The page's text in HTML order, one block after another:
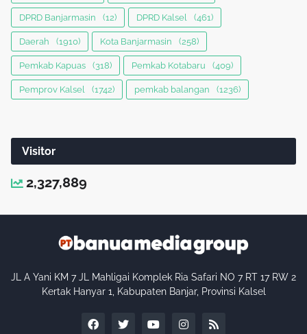
DPRD Banjarmasin (12) DPRD Kalsel (461)
Daerah (1910) Kota Banjarmasin (258)
Pemkab Kapuas (318) Pemkab Kotabaru (409)
Pemprov Kalsel (1742) pemkab balangan (1236)
Visitor
2,327,889
JL A Yani KM 7 JL Mahligai Komplek Ria Safari NO 7 RT 17 RW 2
Kertak Hanyar 1, Kabupaten Banjar, Provinsi Kalsel